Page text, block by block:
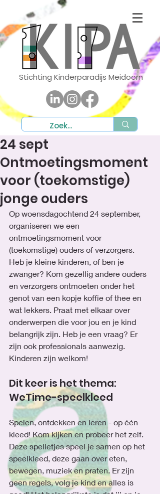
Stichting Kinderparadijs Meidoorn
24 sept
Ontmoetingsmoment
voor (toekomstige)
jonge ouders
Op woensdagochtend 24 september,
organiseren we een
ontmoetingsmoment voor
(toekomstige) ouders of verzorgers.
Heb je kleine kinderen, of ben je
zwanger? Kom gezellig andere ouders
en verzorgers ontmoeten onder het
genot van een kopje koffie of thee en
wat lekkers. Praat met elkaar over
onderwerpen die voor jou en je kind
belangrijk zijn. Heb je een vraag? Er
zijn ook professionals aanwezig.
Kinderen zijn welkom!
Dit keer is het thema:
WeTime-speelkleed
Spelen, ontdekken en leren - op één
kleed! Kom kijken en probeer het zelf.
Deze spelletjes speel je samen op het
speelkleed, deze gaan over eten,
bewegen, muziek en praten. Er zijn
geen regels, volg je kind en alles is